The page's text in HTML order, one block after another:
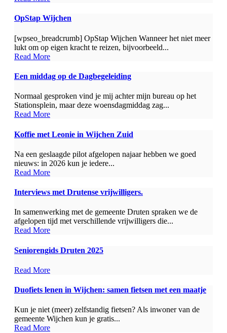
OpStap Wijchen
[wpseo_breadcrumb] OpStap Wijchen Wanneer het niet meer
lukt om op eigen kracht te reizen, bijvoorbeeld...
Read More
Een middag op de Dagbegeleiding
Normaal gesproken vind je mij achter mijn bureau op het
Stationsplein, maar deze woensdagmiddag zag...
Read More
Koffie met Leonie in Wijchen Zuid
Na een geslaagde pilot afgelopen najaar hebben we goed
nieuws: in 2026 kun je iedere...
Read More
Interviews met Drutense vrijwilligers.
In samenwerking met de gemeente Druten spraken we de
afgelopen tijd met verschillende vrijwilligers die...
Read More
Seniorengids Druten 2025
Read More
Duofiets lenen in Wijchen: samen fietsen met een maatje
Kun je niet (meer) zelfstandig fietsen? Als inwoner van de
gemeente Wijchen kun je gratis...
Read More